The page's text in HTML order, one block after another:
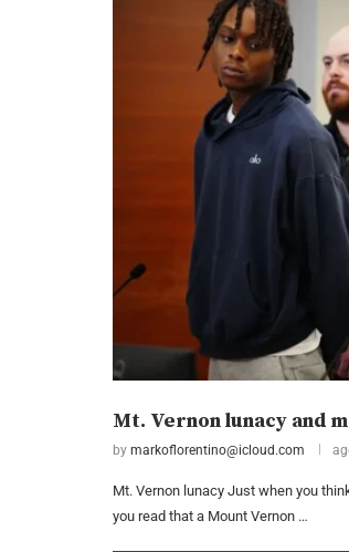
Mt. Vernon lunacy and
by markoflorentino@icloud.com
Mt. Vernon lunacy Just when you
you read that a Mount Vernon …